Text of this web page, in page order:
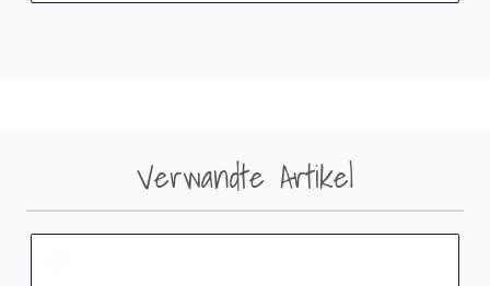
Verwandte Artikel